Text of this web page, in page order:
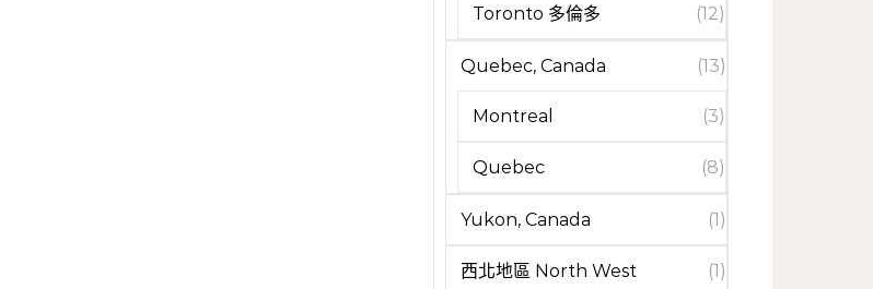
Toronto 多倫多 (12)
Quebec, Canada (13)
Montreal (3)
Quebec (8)
Yukon, Canada (1)
西北地區 North West (1)